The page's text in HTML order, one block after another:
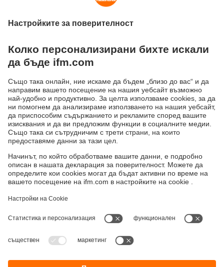
системата за контрол на защитните елементи. Те
контролират кодовите последователности в AS-i
съоръжението в безопасно състояние.
Сигурните AS-i модули регистрират надеждно
отнасящите се до безопасността състояния, например
на 1- или 2-канални бутони АВАРИЕН СТОП,
превключватели за позиция или контакти за врата. Със
сигурния входен модул насочените към сигурността
компоненти без интегриран AS-i интерфейс могат да
бъдат свързвани към AS-i системата.
Устойчивост
Общи условия
Декларация за поверителност
Responsible Disclosure
ifm electronic eood